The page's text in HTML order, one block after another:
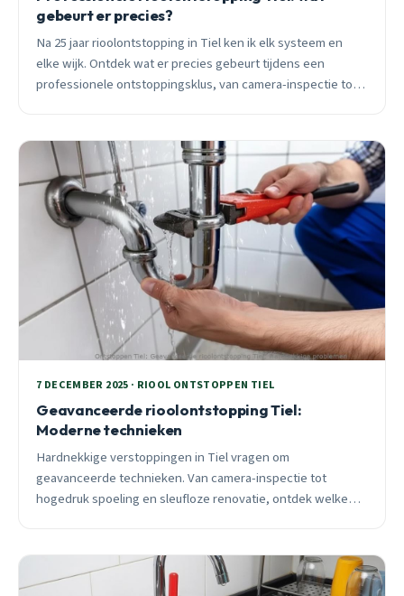
gebeurt er precies?
Na 25 jaar rioolontstopping in Tiel ken ik elk systeem en
elke wijk. Ontdek wat er precies gebeurt tijdens een
professionele ontstoppingsklus, van camera-inspectie tot
7 DECEMBER 2025 · RIOOL ONTSTOPPEN TIEL
Geavanceerde rioolontstopping Tiel:
Moderne technieken
Hardnekkige verstoppingen in Tiel vragen om
geavanceerde technieken. Van camera-inspectie tot
hogedruk spoeling en sleufloze renovatie, ontdek welke